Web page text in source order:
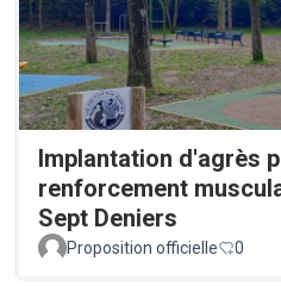
Implantation d'agrès
renforcement
Sept Deniers
Proposition officielle 0